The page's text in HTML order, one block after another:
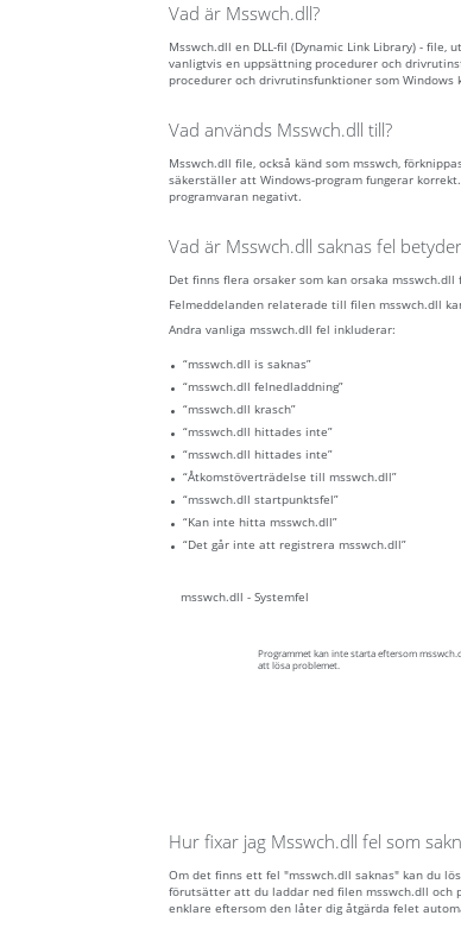
Vad är Msswch.dll?
Msswch.dll en DLL-fil (Dynamic Link Library) -
vanligtvis en uppsättning procedurer och
procedurer och drivrutinsfunktioner som Windows
Vad används Msswch.dll till?
Msswch.dll file, också känd som msswch,
säkerställer att Windows-program fungerar
programvaran negativt.
Vad är Msswch.dll saknas fel
Det finns flera orsaker som kan orsaka
Felmeddelanden relaterade till filen msswch.dll
Andra vanliga msswch.dll fel inkluderar:
“msswch.dll is saknas”
“msswch.dll felnedladdning”
“msswch.dll krasch”
“msswch.dll hittades inte”
“msswch.dll hittades inte”
“Åtkomstöverträdelse till msswch.dll”
“msswch.dll startpunktsfel”
“Kan inte hitta msswch.dll”
“Det går inte att registrera msswch.dll”
msswch.dll - Systemfel
Programmet kan inte starta eftersom
att lösa problemet.
Hur fixar jag Msswch.dll fel som
Om det finns ett fel "msswch.dll saknas" kan du
förutsätter att du laddar ned filen msswch.dll och
enklare eftersom den låter dig åtgärda felet